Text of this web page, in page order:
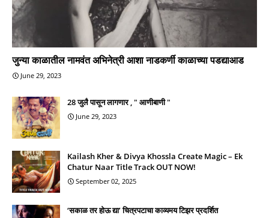
जुन्या काळातील नामवंत अभिनेत्री आशा नाडकर्णी काळाच्या पडद्याआड
June 29, 2023
28 जुलै पासून लागणार , " आणीबाणी "
June 29, 2023
Kailash Kher & Divya Khossla Create Magic – Ek
Chatur Naar Title Track OUT NOW!
September 02, 2025
‘सकाळ तर होऊ द्या’ चित्रपटाचा काव्यमय टिझर प्रदर्शित